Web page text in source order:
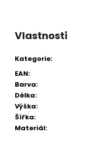
Vlastnosti
Kategorie:
EAN:
Barva:
Délka:
Výška:
Šířka:
Materiál: